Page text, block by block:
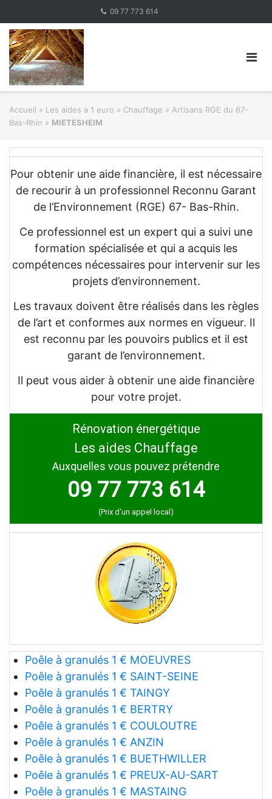
content
09 77 773 614
Accueil » Les aides a 1 euro » Chauffage » Artisans RGE du 67-
Bas-Rhin » MIETESHEIM
Pour obtenir une aide financière, il est nécessaire
de recourir à un professionnel Reconnu Garant
de l’Environnement (RGE) 67- Bas-Rhin.
Ce professionnel est un expert qui a suivi une
formation spécialisée et qui a acquis les
compétences nécessaires pour intervenir sur les
projets d’environnement.
Les travaux doivent être réalisés dans les règles
de l’art et conformes aux normes en vigueur. Il
est reconnu par les pouvoirs publics et il est
garant de l’environnement.
Il peut vous aider à obtenir une aide financière
pour votre projet.
Rénovation énergétique
Les aides Chauffage
Auxquelles vous pouvez prétendre
09 77 773 614
(Prix d'un appel local)
Poêle à granulés 1 € MOEUVRES
Poêle à granulés 1 € SAINT-SEINE
Poêle à granulés 1 € TAINGY
Poêle à granulés 1 € BERTRY
Poêle à granulés 1 € COULOUTRE
Poêle à granulés 1 € ANZIN
Poêle à granulés 1 € BUETHWILLER
Poêle à granulés 1 € PREUX-AU-SART
Poêle à granulés 1 € MASTAING